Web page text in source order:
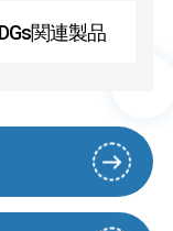
関連製品